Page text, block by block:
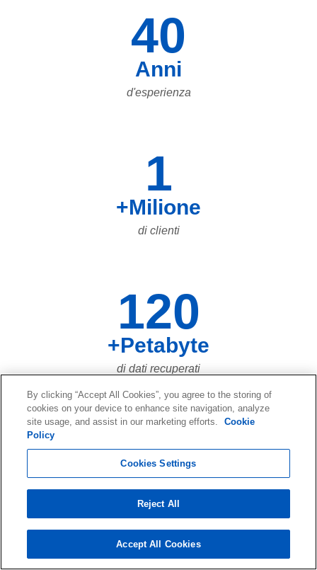
40
Anni
d'esperienza
1
+Milione
di clienti
120
+Petabyte
di dati recuperati
73,661,023,683
di file dati recuperati negli ultimi
vent'anni... e ogni giorno sono sempre
di più!
By clicking “Accept All Cookies”, you agree to the storing of
cookies on your device to enhance site navigation, analyze
site usage, and assist in our marketing efforts.
Cookie
Policy
Cookies Settings
Reject All
Accept All Cookies